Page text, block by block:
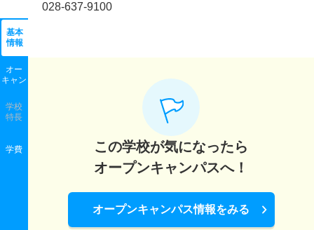
基本
情報
オー
キャン
学校
特長
学費
028-637-9100
この学校が気になったら
オープンキャンパスへ！
オープンキャンパス情報をみる